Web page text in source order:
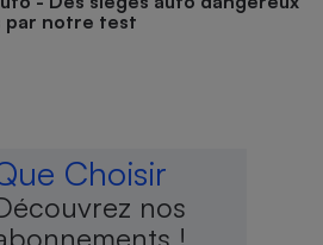
par notre test
Choisir
nos
!